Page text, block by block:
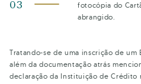
fotocópia do
abrangido.
Tratando-se de uma inscrição de
além da documentação atrás
declaração da Instituição de Crédito